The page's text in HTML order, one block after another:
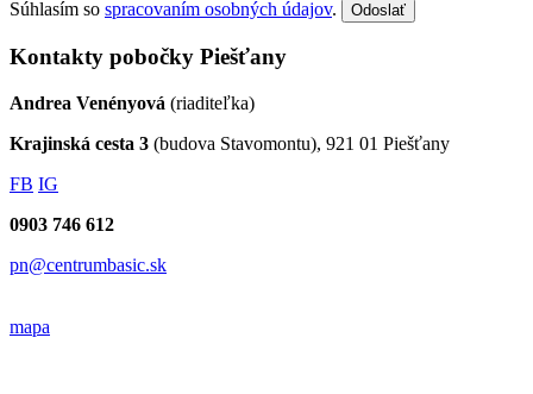
Súhlasím so spracovaním osobných údajov. Odoslať
Kontakty pobočky Piešťany
Andrea Venényová (riaditeľka)
Krajinská cesta 3 (budova Stavomontu), 921 01 Piešťany
FB IG
0903 746 612
pn@centrumbasic.sk
mapa